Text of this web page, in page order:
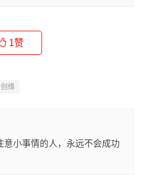
1赞
创维
小事情的人，永远不会成功